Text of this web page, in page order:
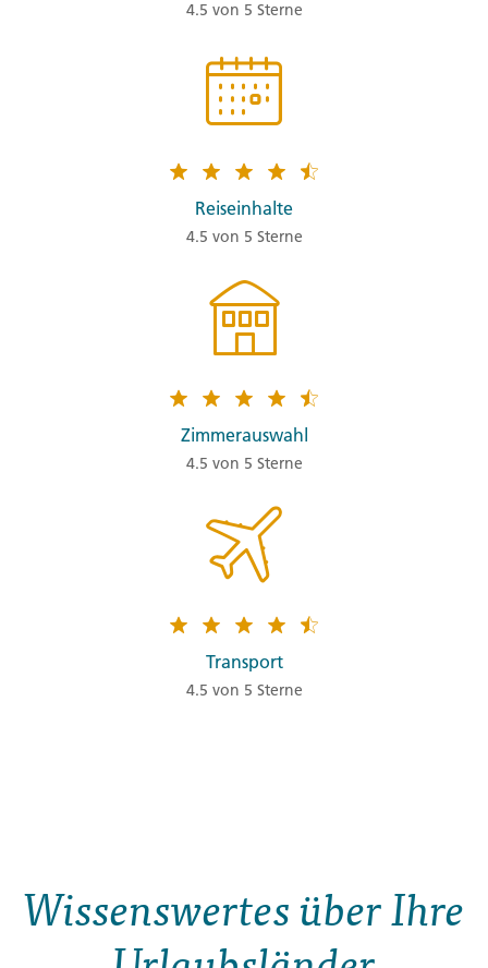
4.5 von 5 Sterne
Reiseinhalte
4.5 von 5 Sterne
Zimmerauswahl
4.5 von 5 Sterne
Transport
4.5 von 5 Sterne
Wissenswertes über Ihre